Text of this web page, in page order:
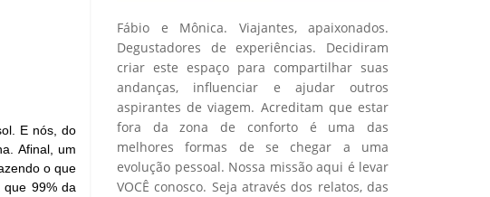
E nós, do
Afinal, um
o que
99% da
Fábio e Mônica. Viajantes, apaixonados.
Degustadores de experiências. Decidiram
criar este espaço para compartilhar suas
andanças, influenciar e ajudar outros
aspirantes de viagem. Acreditam que estar
fora da zona de conforto é uma das
melhores formas de se chegar a uma
evolução pessoal. Nossa missão aqui é levar
VOCÊ conosco. Seja através dos relatos, das